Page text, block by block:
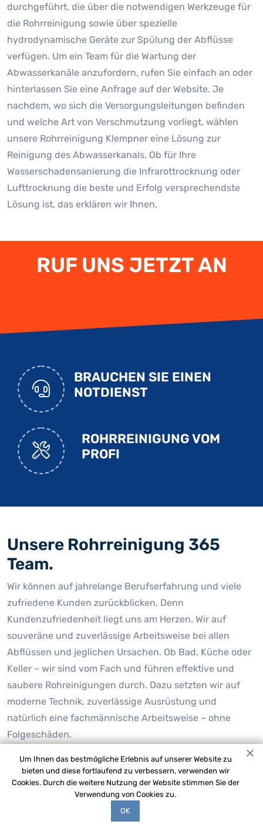
durchgeführt, die über die notwendigen Werkzeuge für
die Rohrreinigung sowie über spezielle
hydrodynamische Geräte zur Spülung der Abflüsse
verfügen. Um ein Team für die Wartung der
Abwasserkanäle anzufordern, rufen Sie einfach an oder
hinterlassen Sie eine Anfrage auf der Website. Je
nachdem, wo sich die Versorgungsleitungen befinden
und welche Art von Verschmutzung vorliegt, wählen
unsere Rohrreinigung Klempner eine Lösung zur
Reinigung des Abwasserkanals. Ob für Ihre
Wasserschadensanierung die Infrarottrocknung oder
Lufttrocknung die beste und Erfolg versprechendste
Lösung ist, das erklären wir Ihnen.
RUF UNS JETZT AN
BRAUCHEN SIE EINEN
NOTDIENST
ROHRREINIGUNG VOM
PROFI
Unsere Rohrreinigung 365
Team.
Wir können auf jahrelange Berufserfahrung und viele
zufriedene Kunden zurückblicken. Denn
Kundenzufriedenheit liegt uns am Herzen. Wir auf
souveräne und zuverlässige Arbeitsweise bei allen
Abflüssen und jeglichen Ursachen. Ob Bad, Küche oder
Keller – wir sind vom Fach und führen effektive und
saubere Rohreinigungen durch. Dazu setzten wir auf
moderne Technik, zuverlässige Ausrüstung und
natürlich eine fachmännische Arbeitsweise – ohne
Folgeschäden.
Unsere Aufgabe ist es, Ihre Sanitärprobleme so schnell
wie möglich und so lange wie möglich zu beseitigen:
Verstopfung beseitigen, Rohrspülung, Kanalsanierung
oder eine Videodiagnose erstellen. Wir unterscheiden
Um Ihnen das bestmögliche Erlebnis auf unserer Website zu
bieten und diese fortlaufend zu verbessern, verwenden wir
Cookies. Durch die weitere Nutzung der Website stimmen Sie der
Verwendung von Cookies zu.
OK